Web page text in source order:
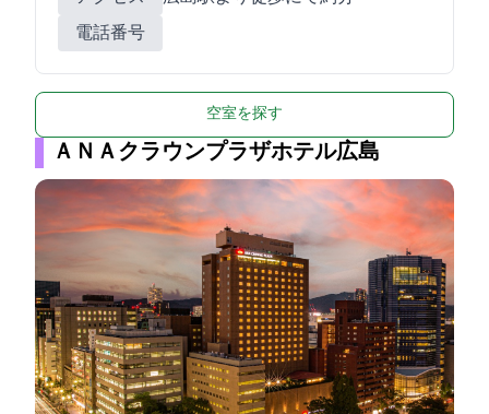
電話番号
空室を探す
ＡＮＡクラウンプラザホテル広島